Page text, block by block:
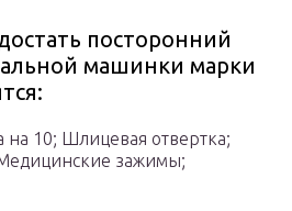
посторонний
машинки марки
на 10; Шлицевая отвертка;
зажимы;